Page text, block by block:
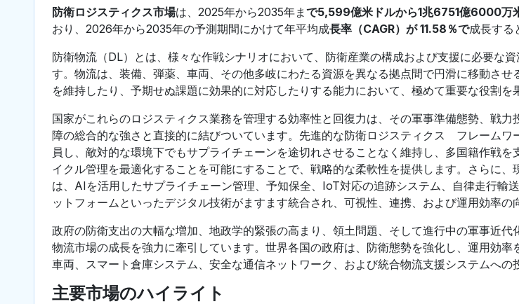
防衛ロジスティクス市場は、2025年から2035年ま で5,599億米ドルから1兆6751億6000万
おり、2026年から2035年の予測期間にかけて年平均成長率（CAGR）が 11.58％で成長する
防衛物流（DL）とは、様々な作戦シナリオにおいて、防衛産業の構成および支援に必要な
す。物流は、装備、弾薬、車両、その他多岐にわたる資源を異なる拠点間で円滑に移動させ
を維持したり、予期せぬ課題に効果的に対応したりする能力において、極めて重要な役割を
国家がこれらのロジスティクス業務を管理する効率性と回復力は、その軍事準備態勢、戦力
障の総合的な強さと直接的に結びついています。先進的な防衛ロジスティクス フレームワ
員し、敵対的な環境下でもサプライチェーンを途切れさせることなく維持し、多国籍作戦を
イクル管理を最適化することを可能にすることで、戦略的な柔軟性を提供します。さらに、
は、AIを活用したサプライチェーン管理、予知保全、IoT対応の追跡システム、自律走行輸
ットフォームといったデジタル技術がますます統合され、可視性、連携、および運用効率の
政府の防衛支出の大幅な増加、地政学的緊張の高まり、領土問題、そして進行中の軍事近代
物流市場の成長を強力に牽引しています。世界各国の政府は、防衛態勢を強化し、運用効率
車両、スマート倉庫システム、安全な通信ネットワーク、および統合物流支援システムへの
主要市場のハイライト